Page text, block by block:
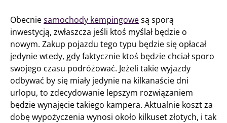
Obecniesamochody kempingowesą sporą
inwestycją, zwłaszcza jeśli ktoś myślał będzie o
nowym. Zakup pojazdu tego typu będzie się opłacał
jedynie wtedy, gdy faktycznie ktoś będzie chciał sporo
swojego czasu podróżować. Jeżeli takie wyjazdy
odbywać by się miały jedynie na kilkanaście dni
urlopu, to zdecydowanie lepszym rozwiązaniem
będzie wynajęcie takiego kampera. Aktualnie koszt za
dobę wypożyczenia wynosi około kilkuset złotych, i tak